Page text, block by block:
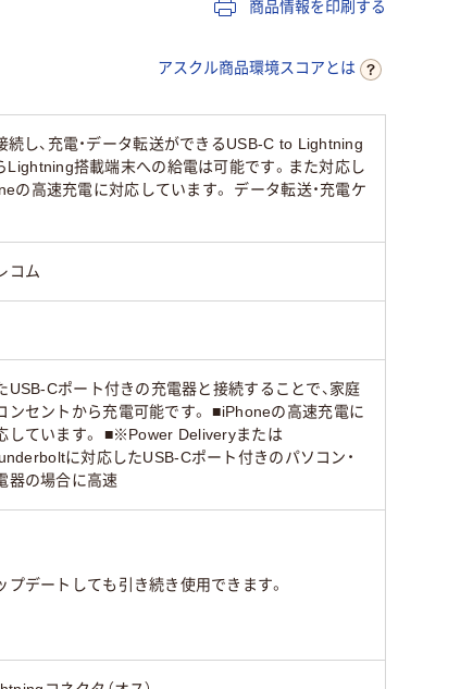
商品情報を印刷する
アスクル商品環境スコアとは
し、充電・データ転送ができるUSB-C to Lightning
搭載端末への給電は可能です。また対応し
高速充電に対応しています。 データ転送・充電ケ
コム
USB-Cポート付きの充電器と接続することで、家庭
ンセントから充電可能です。 ■iPhoneの高速充電に
しています。 ■※Power Deliveryまたは
に対応したUSB-Cポート付きのパソコン・
器の場合に高速
プデートしても引き続き使用できます。